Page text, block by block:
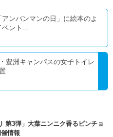
ンパンマンの日」に絵本のよ
ベント...
豊洲キャンパスの女子トイレ
第3弾」大葉ニンニク香るビンチョ
情報